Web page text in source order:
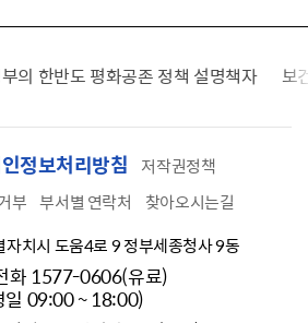
의 한반도 평화공존 정책 설명책자 보
정보처리방침
저작권정책
부 부서별 연락처
찾아오시는길
치시 도움4로 9 정부세종청사 9동
화 1577-0606(유료)
일 09:00 ~ 18:00)